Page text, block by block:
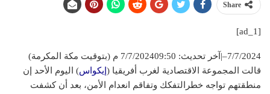
Share
[ad_1]
7/7/2024
–
| آخر تحديث: 7/7/2024 09:50 م (بتوقيت مكة المكرمة)
قالت المجموعة الاقتصادية لغرب أفريقيا ( إيكواس) اليوم الأحد إن
منطقتهم تواجه خطرالتفكك وتفاقم انعدام الأمن، بعد أن كشفت